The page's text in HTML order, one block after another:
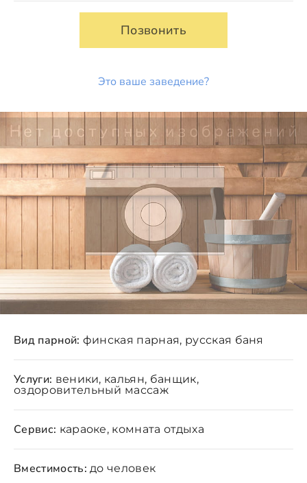
Позвонить
Это ваше заведение?
Вид парной: финская парная, русская баня
Услуги: веники, кальян, банщик,
оздоровительный массаж
Сервис: караоке, комната отдыха
Вместимость: до человек